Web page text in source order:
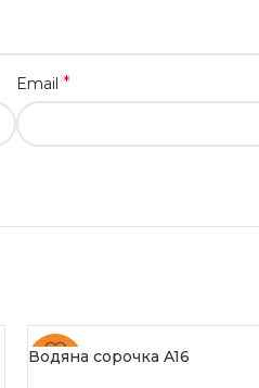
Email *
-10%
Водяна сорочка A16